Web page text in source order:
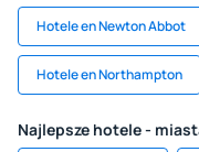
Hotele en Newton Abbot
Hotele en Northampton
Najlepsze hotele -